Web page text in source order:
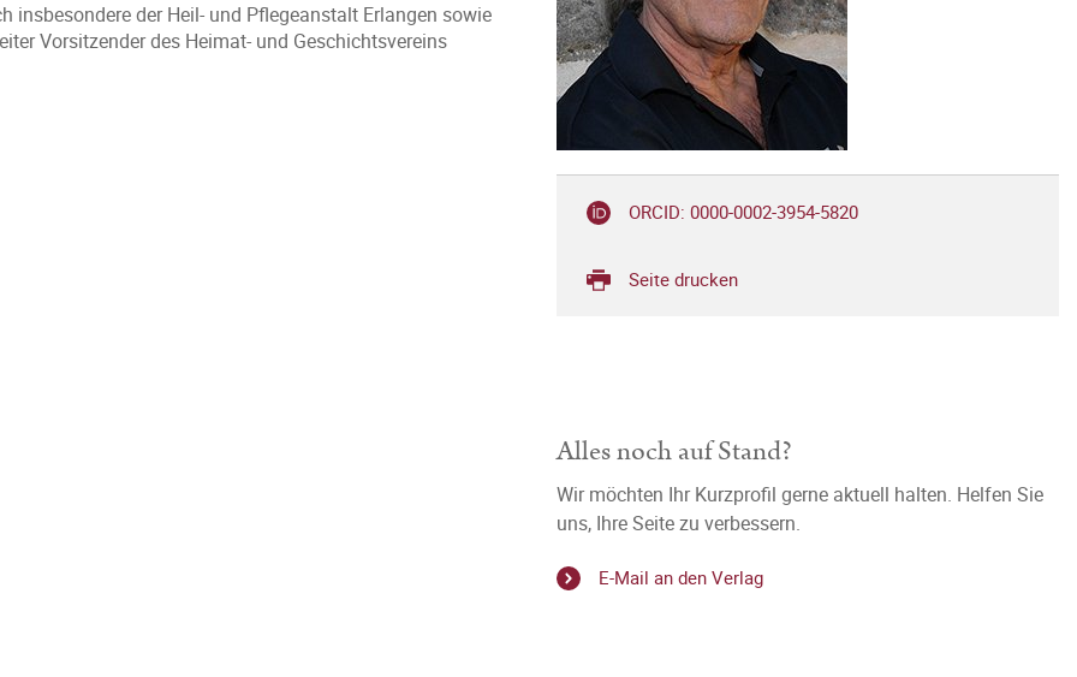
insbesondere der Heil- und Pflegeanstalt Erlangen sowie
Vorsitzender des Heimat- und Geschichtsvereins
ORCID: 0000-0002-3954-5820
Seite drucken
Alles noch auf Stand?
Wir möchten Ihr Kurzprofil gerne aktuell halten. Helfen Sie
uns, Ihre Seite zu verbessern.
E-Mail an den Verlag